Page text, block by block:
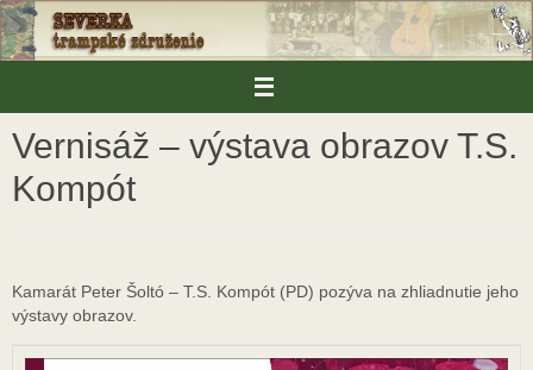
Skip
to
content
Vernisáž – výstava obrazov T.S.
Kompót
Kamarát Peter Šoltó – T.S. Kompót (PD) pozýva na zhliadnutie jeho
výstavy obrazov.